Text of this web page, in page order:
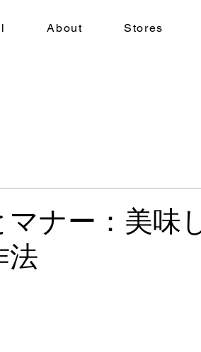
About Stores
ナー：美味
法